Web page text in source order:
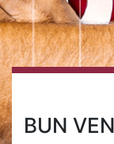
BUN